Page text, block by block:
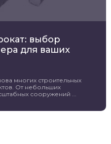
выбор
для ваших
многих строительных
От небольших
сооружений ...